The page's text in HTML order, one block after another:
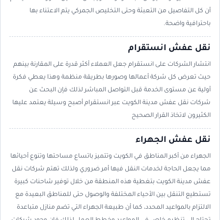
أن كل التفاصيل من التعبئة وحتى التخليص الجمركي يتم الاعتناء بها
باحترافية واضحة.
نقل عفش انستقرام
انتشار الشركات على انستقرام جعل العملاء أكثر قدرة على المقارنة بينهم
حيث تعرض كل شركة أعمالها وصورها بطريقة منظمة وهذا يعطي فكرة
أولية عن مستوى الخدمة قبل التواصل المباشر لذلك فإن البحث عن
شركات نقل عفش مدينة الكويت عبر انستقرام أصبح وسيلة يعتمد عليها
الكثيرون لاتخاذ القرار الصحيح
نقل عفش الجهراء
الجهراء من أكبر المناطق في الكويت وتتميز باتساع مساحتها وتنوع أحيائها
مما يجعل الحاجة لخدمات النقل فيها أمر ضروري ولذلك تهتم شركات نقل
عفش مدينة الكويت بتغطية هذه المنطقة من خلال توفير شاحنات كبيرة
تستطيع التنقل بين الأحياء المختلفة والوصول حتى للمناطق البعيدة مع
الالتزام بالمواعيد المحدد، كما أن طبيعة الجهراء التي تضم منازل متباعدة